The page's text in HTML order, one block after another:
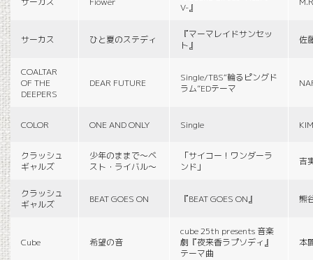
V-』
サーカス ひと夏のステディ
『マーマレイドサンセッ
ト』
佐
COALTAR
OF THE
DEEPERS
DEAR FUTURE
Single/TBS“輪るピングド
ラム”EDテーマ
COLOR ONE AND ONLY Single
クラッシュ
ギャルズ
少年のままで〜ベ
スト・ライバル〜
「サイコー！ワンダーラ
ンド」
吉
クラッシュ
ギャルズ
BEAT GOES ON 『BEAT GOES ON』 熊
Cube 希望の音
cube 25th presents 音楽
劇『夜来香ラプソディ』
テーマ曲
本